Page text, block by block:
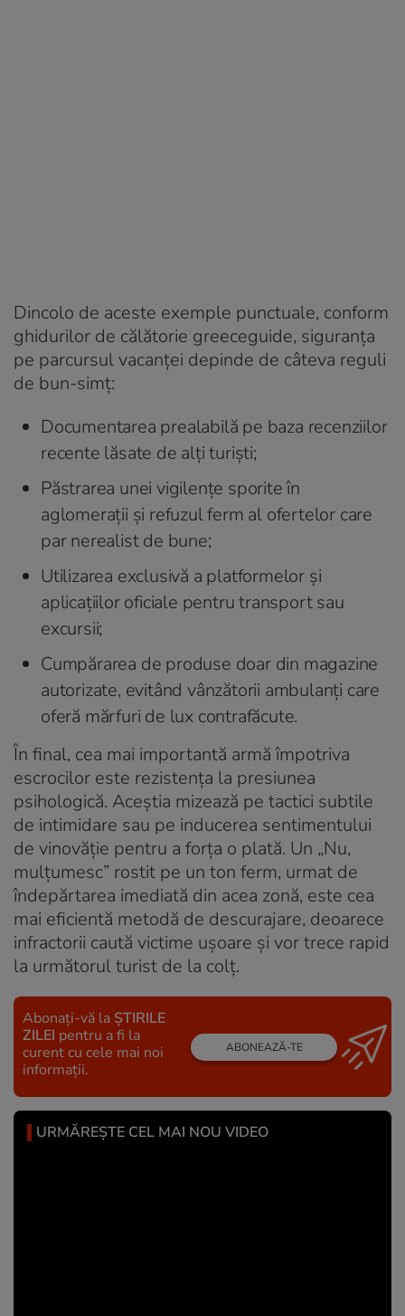
Dincolo de aceste exemple punctuale, conform
ghidurilor de călătorie greeceguide, siguranța
pe parcursul vacanței depinde de câteva reguli
de bun-simț:
Documentarea prealabilă pe baza recenziilor
recente lăsate de alți turiști;
Păstrarea unei vigilențe sporite în
aglomerații și refuzul ferm al ofertelor care
par nerealist de bune;
Utilizarea exclusivă a platformelor și
aplicațiilor oficiale pentru transport sau
excursii;
Cumpărarea de produse doar din magazine
autorizate, evitând vânzătorii ambulanți care
oferă mărfuri de lux contrafăcute.
În final, cea mai importantă armă împotriva
escrocilor este rezistența la presiunea
psihologică. Aceștia mizează pe tactici subtile
de intimidare sau pe inducerea sentimentului
de vinovăție pentru a forța o plată. Un „Nu,
mulțumesc” rostit pe un ton ferm, urmat de
îndepărtarea imediată din acea zonă, este cea
mai eficientă metodă de descurajare, deoarece
infractorii caută victime ușoare și vor trece rapid
la următorul turist de la colț.
Abonați-vă la ȘTIRILE
ZILEI pentru a fi la
curent cu cele mai noi
informații.
ABONEAZĂ-TE
URMĂREȘTE CEL MAI NOU VIDEO